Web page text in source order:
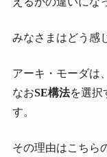
みなさまはどう感
アーキ・モーダは
なおSE構法を選択
す。
その理由はこちら